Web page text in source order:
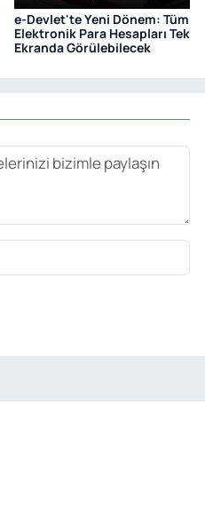
e-Devlet'te Yeni Dönem: Tüm
Elektronik Para Hesapları Tek
Ekranda Görülebilecek